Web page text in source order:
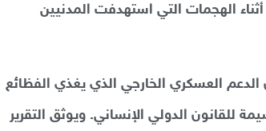
الهجمات التي استهدفت المدنيين
الدعم العسكري الخارجي الذي يغذي الفظائع
للقانون الدولي الإنساني. ويوثق التقرير